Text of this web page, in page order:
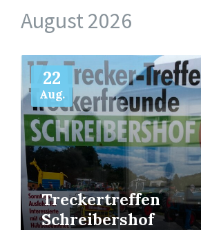
August 2026
22
Aug.
Treckertreffen
Schreibershof
Mehr